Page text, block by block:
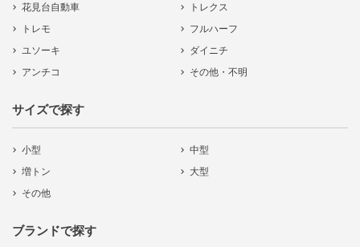
花見台自動車
トレクス
トレモ
フルハーフ
ユソーキ
ダイニチ
アンチコ
その他・不明
サイズで探す
小型
中型
増トン
大型
その他
ブランドで探す